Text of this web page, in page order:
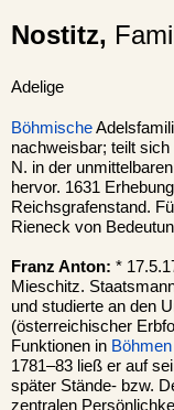
Nostitz,
Adelige
Böhmische
nachweisbar; teilt
N. in der
hervor. 1631
Reichsgrafenstand.
Rieneck von
Franz Anton: *
Mieschitz.
und studierte an den
(österreichischer
Funktionen in Böhmen
1781–83 ließ er auf
später Stände- bzw.
zentralen